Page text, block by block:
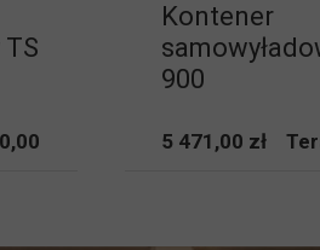
Kontener
900
5 471,00 zł